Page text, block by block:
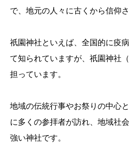
で、地元の人々に古くから信仰さ
祇園神社といえば、全国的に疫
て知られていますが、祇園神社
担っています。
地域の伝統行事やお祭りの中心
に多くの参拝者が訪れ、地域社
強い神社です。